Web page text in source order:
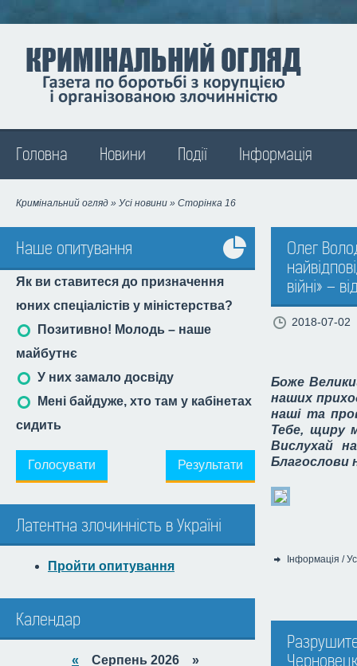
Головна Новини Події Інформація
Кримінальний огляд » Усі новини » Сторінка 16
Наше опитування
Усі
опитування
Як ви ставитеся до призначення
юних спеціалістів у міністерства?
Позитивно! Молодь – наше
майбутнє
У них замало досвіду
Мені байдуже, хто там у кабінетах
сидить
Голосувати Результати
Латентна злочинність в Україні
Пройти опитування
Календар
« Серпень 2026 »
Олег
війні» –
2018-07-02
Боже
наших
наші та
Тебе, щиру
Вислухай
Благослови
Категорія:
Інформація /